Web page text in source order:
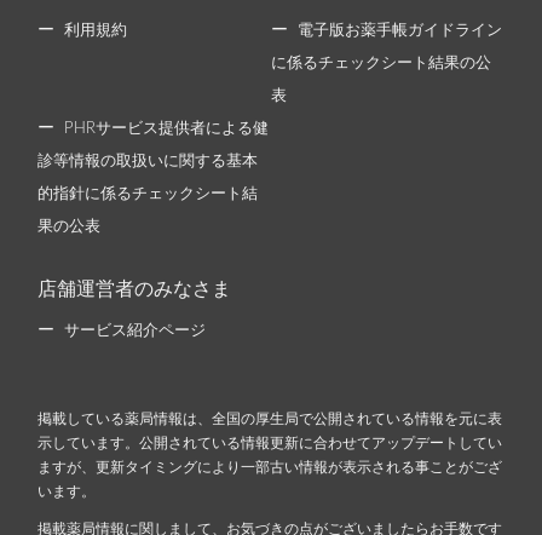
利用規約 電子版お薬手帳ガイドライン
に係るチェックシート結果の公
表
PHRサービス提供者による健
診等情報の取扱いに関する基本
的指針に係るチェックシート結
果の公表
店舗運営者のみなさま
サービス紹介ページ
掲載している薬局情報は、全国の厚生局で公開されている情報を元に表
示しています。公開されている情報更新に合わせてアップデートしてい
ますが、更新タイミングにより一部古い情報が表示される事ことがござ
います。
掲載薬局情報に関しまして、お気づきの点がございましたらお手数です